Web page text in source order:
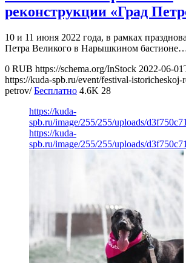
реконструкции «Град
10 и 11 июня 2022 года, в рамках
Петра Великого в Нарышкином
0 RUB https://schema.org/InStock 2022-06-
https://kuda-spb.ru/event/festival-
petrov/ Бесплатно 4.6K 28
https://kuda-
spb.ru/image/255/255/uploads/
https://kuda-
spb.ru/image/255/255/uploads/